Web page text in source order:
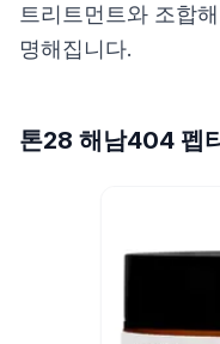
트리트먼트와 조합
명해집니다.
톤28 해남404 펩